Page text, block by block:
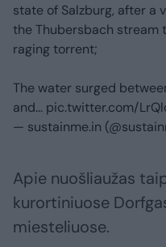
state of Salzburg, after a
the Thubersbach stream
raging torrent;
The water surged
and… pic.twitter.com/
— sustainme.in
Apie nuošliaužas
kurortiniuose
miesteliuose.